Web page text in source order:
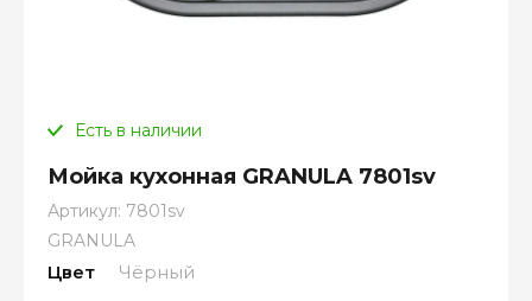
Есть в наличии
Мойка кухонная GRANULA 7801sv
Артикул: 7801sv
GRANULA
Цвет Чёрный